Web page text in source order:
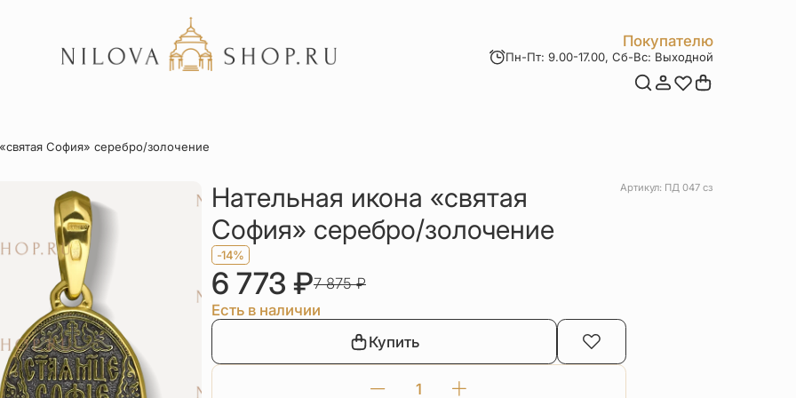
Покупателю
Пн-Пт: 9.00-17.00, Сб-Вс: Выходной
Акции
София» серебро/золочение
Нательная икона «святая
София» серебро/золочение
Артикул: ПД 047 сз
-14%
6 773 ₽7 875₽
Есть в наличии
Купить